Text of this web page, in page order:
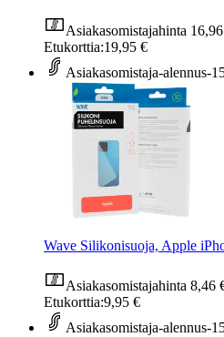
Asiakasomistajahinta
Etukorttia:19,95 €
Asiakasomistaja-alennus-
Wave Silikonisuoja, Apple
Asiakasomistajahinta 8,46
Etukorttia:9,95 €
Asiakasomistaja-alennus-